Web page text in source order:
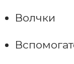
Волчки